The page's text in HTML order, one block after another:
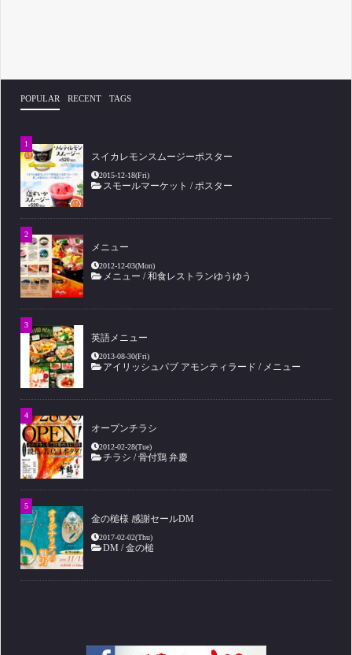
POPULAR RECENT TAGS
スイカレモンスムージーポスター
2015-12-18(Fri)
スモールマーケット /ポスター
メニュー
2012-12-03(Mon)
メニュー /和食レストランゆうゆう
英語メニュー
2013-08-30(Fri)
アイリッシュパブ アモンティラード / メニュー
オープンチラシ
2012-02-28(Tue)
チラシ /骨付鶏 弁慶
金の槌様 感謝セールDM
2017-02-02(Thu)
DM /金の槌